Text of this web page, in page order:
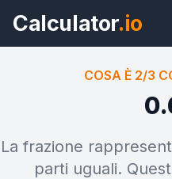
Calculator.io
COSA È 2/3
La frazione
parti uguali.